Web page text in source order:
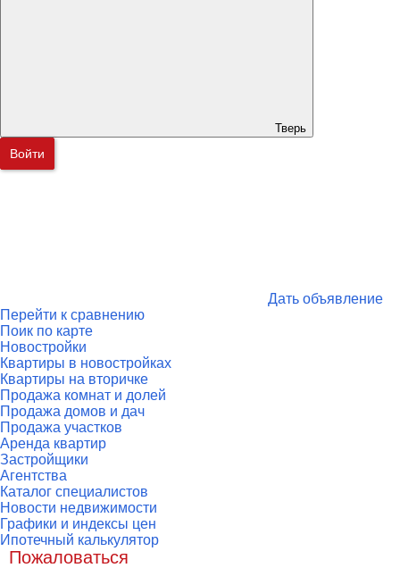
Тверь
Войти
Дать объявление
Перейти к сравнению
Поик по карте
Новостройки
Квартиры в новостройках
Квартиры на вторичке
Продажа комнат и долей
Продажа домов и дач
Продажа участков
Аренда квартир
Застройщики
Агентства
Каталог специалистов
Новости недвижимости
Графики и индексы цен
Ипотечный калькулятор
Пожаловаться